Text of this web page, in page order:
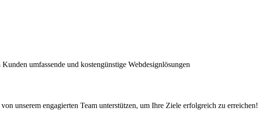
umfassende und kostengünstige Webdesignlösungen
unserem engagierten Team unterstützen, um Ihre Ziele erfolgreich zu erreichen!